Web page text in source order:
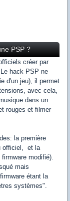
PSP ?
créer par
hack PSP ne
d'un jeu), il permet
avec cela,
dans un
rouges et filmer
la première
officiel, et la
modifié).
mais
étant la
systèmes".